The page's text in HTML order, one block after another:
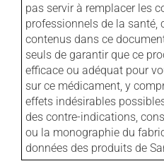
pas servir à remplacer les
professionnels de la santé,
contenus dans ce
seuls de garantir que ce
efficace ou adéquat pour
sur ce médicament, y
effets indésirables
des contre-indications,
ou la monographie du
données des produits de